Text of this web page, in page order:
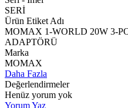
SERİ
Ürün Etiket Adı
MOMAX 1-WORLD 20W 3-
ADAPTÖRÜ
Marka
MOMAX
Daha Fazla
Değerlendirmeler
Henüz yorum yok
Yorum Yaz